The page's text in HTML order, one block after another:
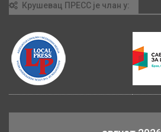
Крушевац ПРЕСС је члан у: